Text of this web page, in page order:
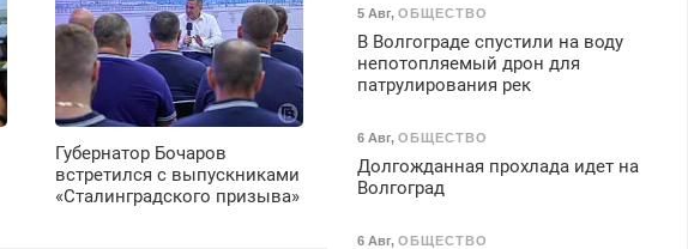
Губернатор Бочаров
встретился с выпускниками
«Сталинградского призыва»
5 Авг, ОБЩЕСТВО
В Волгограде спустили на воду
непотопляемый дрон для
патрулирования рек
6 Авг, ОБЩЕСТВО
Долгожданная прохлада идет на
Волгоград
6 Авг, ОБЩЕСТВО